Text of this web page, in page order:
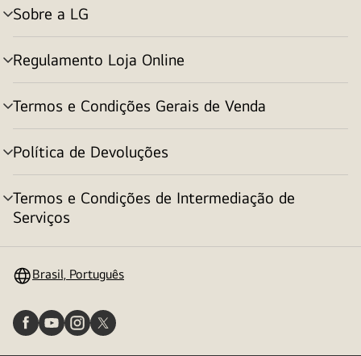
Sobre a LG
alternar
menu
Regulamento Loja Online
alternar
menu
Termos e Condições Gerais de Venda
alternar
menu
Política de Devoluções
alternar
menu
Termos e Condições de Intermediação de
Serviços
alternar
Brasil, Português